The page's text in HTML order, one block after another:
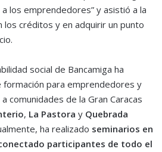
los emprendedores” y asistió a la
los créditos y en adquirir un punto
social de Bancamiga ha
para emprendedores y
comunidades de la Gran Caracas
, La Pastora y Quebrada
ha realizado seminarios en
participantes de todo el